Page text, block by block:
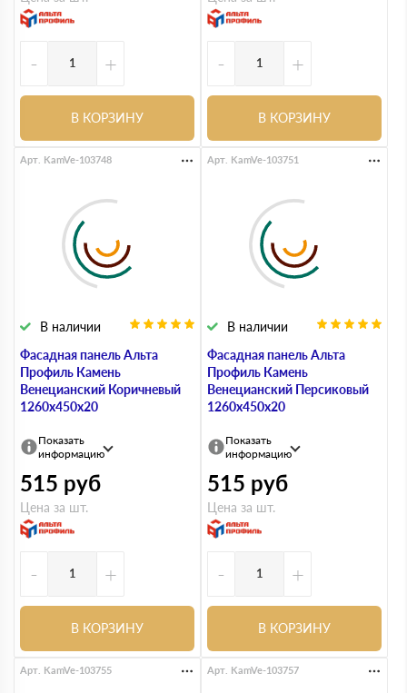
- +
В КОРЗИНУ
- +
В КОРЗИНУ
Фасадная панель Альта
Профиль Камень
Венецианский Коричневый
1260х450х20
В наличии
Арт. KamVe-103748
Показать
информацию
515 руб
Цена за шт.
- +
В КОРЗИНУ
Фасадная панель Альта
Профиль Камень
Венецианский Персиковый
1260х450х20
В наличии
Арт. KamVe-103751
Показать
информацию
515 руб
Цена за шт.
- +
В КОРЗИНУ
Арт. KamVe-103755 Арт. KamVe-103757